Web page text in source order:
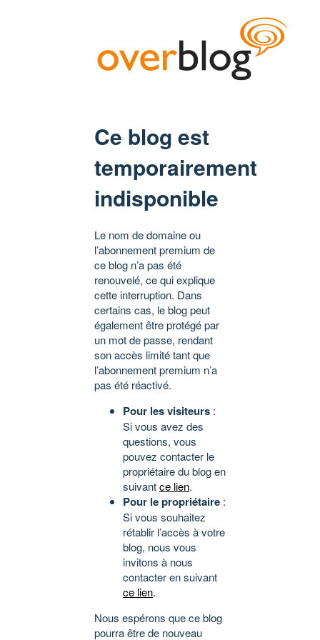
Ce blog est
temporairement
indisponible
Le nom de domaine ou
l’abonnement premium de
ce blog n’a pas été
renouvelé, ce qui explique
cette interruption. Dans
certains cas, le blog peut
également être protégé par
un mot de passe, rendant
son accès limité tant que
l’abonnement premium n’a
pas été réactivé.
Pour les visiteurs :
Si vous avez des
questions, vous
pouvez contacter le
propriétaire du blog en
suivantce lien.
Pour le propriétaire :
Si vous souhaitez
rétablir l’accès à votre
blog, nous vous
invitons à nous
contacter en suivant
ce lien.
Nous espérons que ce blog
pourra être de nouveau